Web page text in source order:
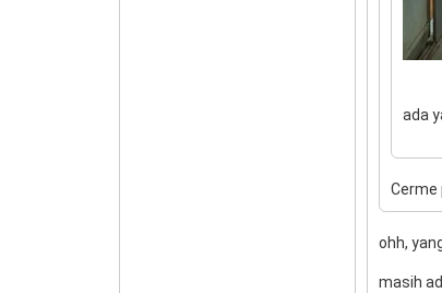
ada
Cerme
ohh,
masih